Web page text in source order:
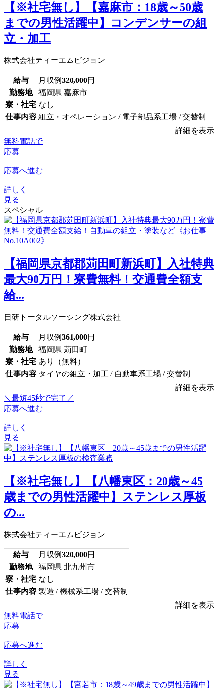
【※社宅無し】【嘉麻市：18歳～50歳
までの男性活躍中】コンデンサーの組
立・加工
株式会社ティーエムビジョン
給与 月収例320,000円
勤務地
福岡県 嘉麻市
寮・社宅 なし
仕事内容 組立・オペレーション / 電子部品系工場 / 交替制
詳細を表示
無料電話で
応募
応募へ進む
詳しく
見る
スペシャル
【福岡県京都郡苅田町新浜町】入社特典
最大90万円！寮費無料！交通費全額支
給...
日研トータルソーシング株式会社
給与 月収例361,000円
勤務地
福岡県 苅田町
寮・社宅 あり（無料）
仕事内容 タイヤの組立・加工 / 自動車系工場 / 交替制
詳細を表示
＼最短45秒で完了／
応募へ進む
詳しく
見る
【※社宅無し】【八幡東区：20歳～45
歳までの男性活躍中】ステンレス厚板
の...
株式会社ティーエムビジョン
給与 月収例320,000円
勤務地
福岡県 北九州市
寮・社宅 なし
仕事内容 製造 / 機械系工場 / 交替制
詳細を表示
無料電話で
応募
応募へ進む
詳しく
見る